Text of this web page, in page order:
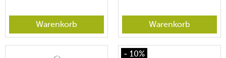
Warenkorb Warenkorb
- 10%